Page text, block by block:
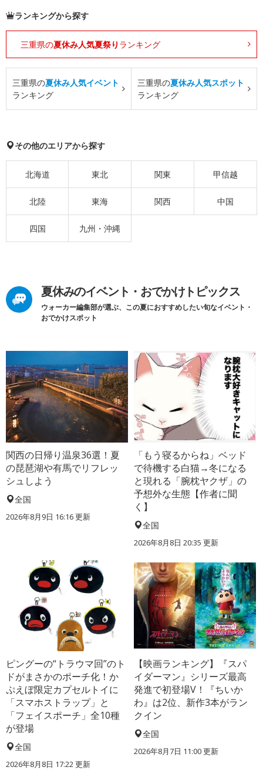
ランキングから探す
三重県の夏休み人気夏祭り ランキング
三重県の夏休み人気イベント
ランキング
三重県の夏休み人気スポット
ランキング
その他のエリアから探す
北海道 東北 関東 甲信越
北陸 東海 関西 中国
四国 九州・沖縄
夏休みのイベント・おでかけトピックス
ウォーカー編集部が選ぶ、この夏におすすめしたい旬なイベント・
おでかけスポット
関西の日帰り温泉36選！夏
の琵琶湖や有馬でリフレッ
シュしよう
全国
2026年8月9日 16:16更新
「もう寝るからね」ベッド
で待機する白猫→冬になる
と現れる「腕枕ヤクザ」の
予想外な生態【作者に聞
く】
全国
2026年8月8日 20:35 更新
ピングーの“トラウマ回”のト
ドがまさかのポーチ化！か
ぷえぼ限定カプセルトイに
「スマホストラップ」と
「フェイスポーチ」全10種
が登場
全国
2026年8月8日 17:22更新
【映画ランキング】『スパ
イダーマン』シリーズ最高
発進で初登場V！『ちいか
わ』は2位、新作3本がラン
クイン
全国
2026年8月7日 11:00更新